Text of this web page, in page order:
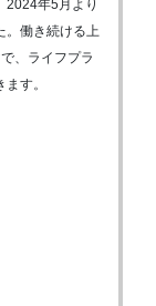
2024年5月より
。働き続ける上
、ライフプラ
す。